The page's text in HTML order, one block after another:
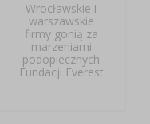
Wrocławskie i
warszawskie
firmy gonią za
marzeniami
podopiecznych
Fundacji Everest